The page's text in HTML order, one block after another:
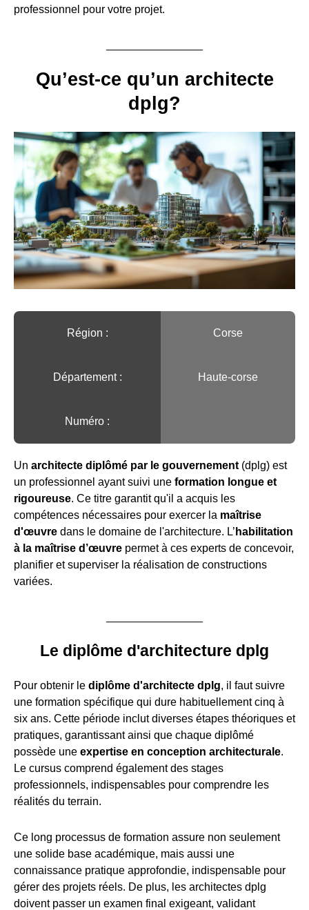
professionnel pour votre projet.
Qu’est-ce qu’un architecte
dplg?
Région :️ Corse
Département : Haute-corse
Numéro :
Un architecte diplômé par le gouvernement (dplg) est
un professionnel ayant suivi une formation longue et
rigoureuse. Ce titre garantit qu'il a acquis les
compétences nécessaires pour exercer la maîtrise
d'œuvre dans le domaine de l'architecture. L’ habilitation
à la maîtrise d’œuvre permet à ces experts de concevoir,
planifier et superviser la réalisation de constructions
variées.
Le diplôme d'architecture dplg
Pour obtenir le diplôme d'architecte dplg, il faut suivre
une formation spécifique qui dure habituellement cinq à
six ans. Cette période inclut diverses étapes théoriques et
pratiques, garantissant ainsi que chaque diplômé
possède une expertise en conception architecturale.
Le cursus comprend également des stages
professionnels, indispensables pour comprendre les
réalités du terrain.
Ce long processus de formation assure non seulement
une solide base académique, mais aussi une
connaissance pratique approfondie, indispensable pour
gérer des projets réels. De plus, les architectes dplg
doivent passer un examen final exigeant, validant